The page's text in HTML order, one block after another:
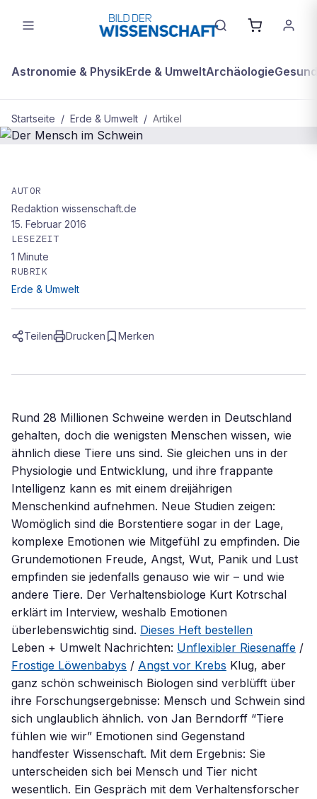
Astronomie & PhysikErde & UmweltArchäologie
Startseite / Erde & Umwelt / Artikel
Der Mensch im Schwein
AUTOR
Redaktion wissenschaft.de
15. Februar 2016
LESEZEIT
1 Minute
RUBRIK
Erde & Umwelt
Teilen Drucken Merken
Rund 28 Millionen Schweine werden in Deutschland
gehalten, doch die wenigsten Menschen wissen, wie
ähnlich diese Tiere uns sind. Sie gleichen uns in der
Physiologie und Entwicklung, und ihre frappante
Intelligenz kann es mit einem dreijährigen
Menschenkind aufnehmen. Neue Studien zeigen:
Womöglich sind die Borstentiere sogar in der Lage,
komplexe Emotionen wie Mitgefühl zu empfinden. Die
Grundemotionen Freude, Angst, Wut, Panik und Lust
empfinden sie jedenfalls genauso wie wir – und wie
andere Tiere. Der Verhaltensbiologe Kurt Kotrschal
erklärt im Interview, weshalb Emotionen
überlebenswichtig sind. Dieses Heft bestellen
Leben + Umwelt Nachrichten: Unflexibler Riesenaffe /
Frostige Löwenbabys / Angst vor Krebs Klug, aber
ganz schön schweinisch Biologen sind verblüfft über
ihre Forschungsergebnisse: Mensch und Schwein sind
sich unglaublich ähnlich. von Jan Berndorff “Tiere
fühlen wie wir” Emotionen sind Gegenstand
handfester Wissenschaft. Mit dem Ergebnis: Sie
unterscheiden sich bei Mensch und Tier nicht
wesentlich. Ein Gespräch mit dem Verhaltensforscher